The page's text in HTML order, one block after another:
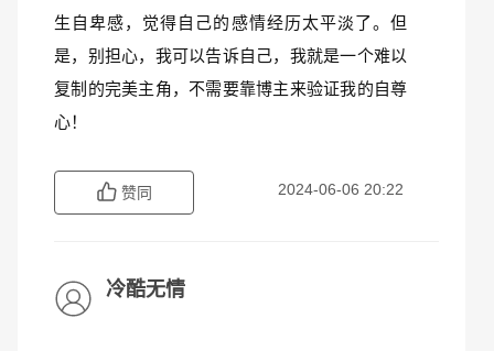
生自卑感，觉得自己的感情经历太平淡了。但
是，别担心，我可以告诉自己，我就是一个难以
复制的完美主角，不需要靠博主来验证我的自尊
心！
赞同 2024-06-06 20:22
冷酷无情